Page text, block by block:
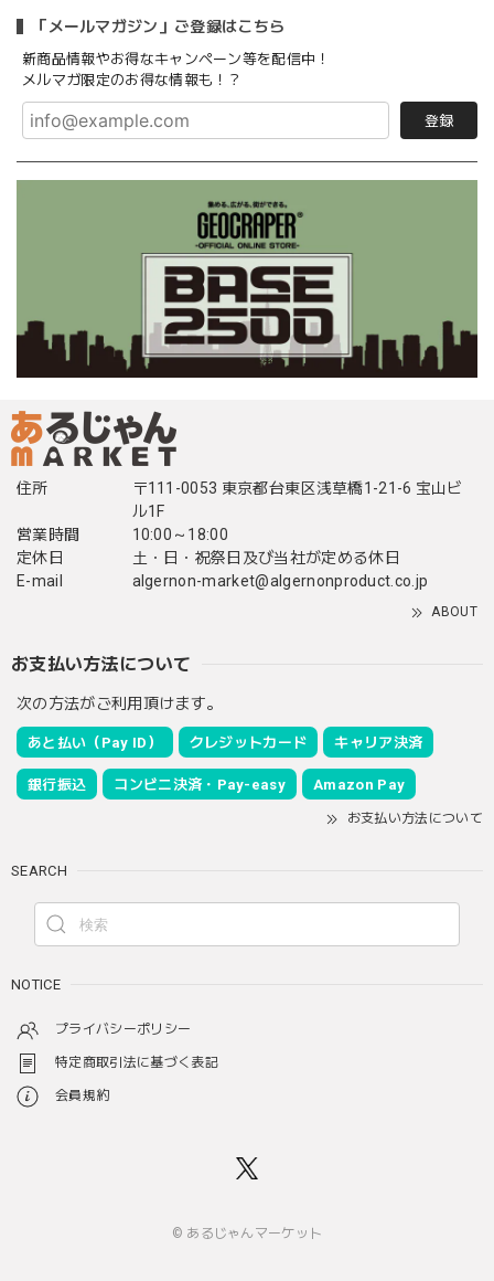
「メールマガジン」ご登録はこちら
新商品情報やお得なキャンペーン等を配信中！
メルマガ限定のお得な情報も！？
登録
住所
〒111-0053 東京都台東区浅草橋1-21-6 宝山ビ
ル1F
営業時間
10:00～18:00
定休日
土・日・祝祭日及び当社が定める休日
E-mail
algernon-market@algernonproduct.co.jp
ABOUT
お支払い方法について
次の方法がご利用頂けます。
あと払い（Pay ID） クレジットカード キャリア決済
銀行振込 コンビニ決済・Pay-easy Amazon Pay
お支払い方法について
SEARCH
NOTICE
プライバシーポリシー
特定商取引法に基づく表記
会員規約
© あるじゃんマーケット